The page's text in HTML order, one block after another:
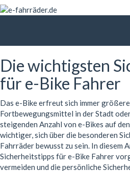
Die wichtigsten
für e-Bike Fahrer
Das e-Bike erfreut sich immer
Fortbewegungsmittel in der Stadt
steigenden Anzahl von e-Bikes auf
wichtiger, sich über die besonderen
Fahrräder bewusst zu sein. In diesem
Sicherheitstipps für e-Bike Fahrer
vermeiden und die persönliche